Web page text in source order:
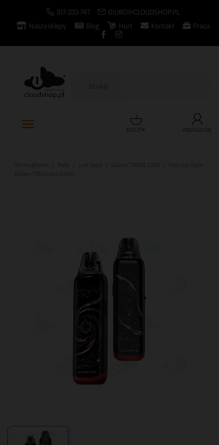
517-333-747
BIURO@CLOUDSHOP.PL
Nasze sklepy
Blog Hurt Kontakt Praca
KOSZYK ZALOGUJ SIĘ